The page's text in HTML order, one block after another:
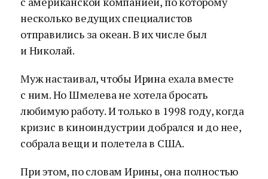
несколько ведущих специалистов
отправились за океан. В их числе был
и Николай.
Муж настаивал, чтобы Ирина ехала вместе
с ним. Но Шмелева не хотела бросать
любимую работу. И только в 1998 году, когда
кризис в киноиндустрии добрался и до нее,
собрала вещи и полетела в США.
При этом, по словам Ирины, она полностью